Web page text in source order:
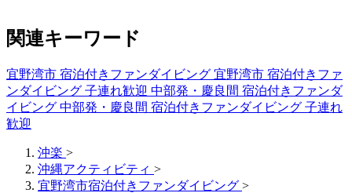
関連キーワード
宜野湾市 宿泊付きファンダイビング 宜野湾市 宿泊付きファ
ンダイビング 子連れ歓迎 中部発・慶良間 宿泊付きファンダ
イビング 中部発・慶良間 宿泊付きファンダイビング 子連れ
歓迎
沖楽 >
沖縄アクティビティ >
宜野湾市宿泊付きファンダイビング >